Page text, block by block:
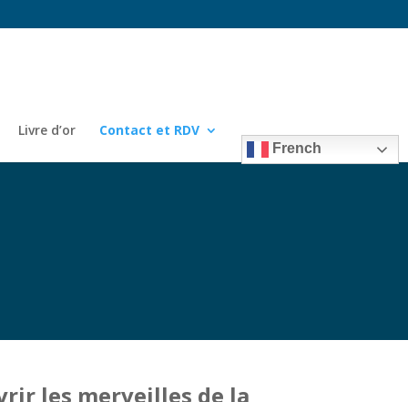
Livre d’or Contact et RDV
French
les merveilles de la